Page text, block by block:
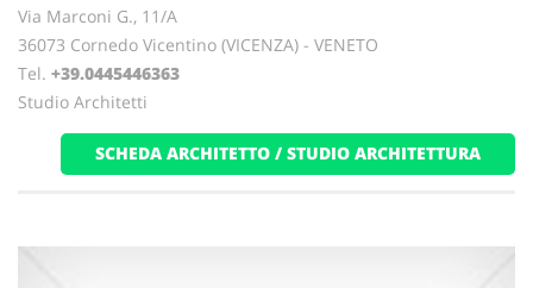
Via Marconi G., 11/A
36073 Cornedo Vicentino (VICENZA) - VENETO
Tel. +39.0445446363
Studio Architetti
SCHEDA ARCHITETTO / STUDIO ARCHITETTURA